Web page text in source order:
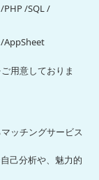
PHP /SQL /
AppSheet
用意しておりま
ッチングサービス
己分析や、魅力的